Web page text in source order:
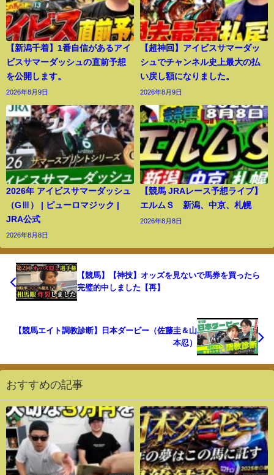
【新潟千着】1番自信があるアイ
ビスサマーダッシュの直前予想
を公開します。
2026年8月9日
【超神回】アイビスサマーダッ
シュでチャンネル史上最大の払
い戻し額になりました。
2026年8月9日
2026年 アイビスサマーダッシュ
（GⅢ） | ピューロマジック |
JRA公式
2026年8月8日
【競馬 JRAレース予想ライブ】
エルムＳ 新潟、中京、札幌
2026年8月8日
【競馬】【神技】オッズを見ないで馬券を買ったら
完璧的中しました【再】
【競馬エイト調教診断】日本ダービー（佐藤圭＆山
本忍）
おすすめの記事